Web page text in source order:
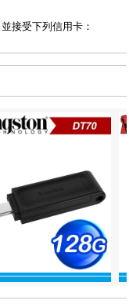
接受下列信用卡：